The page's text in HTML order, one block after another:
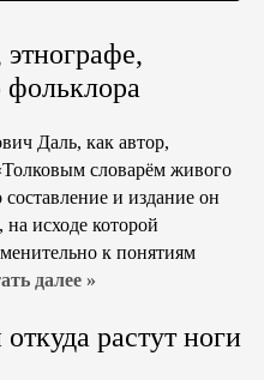
фольклора
Даль, как автор,
словарём живого
и издание он
исходе которой
к понятиям
далее »
растут ноги